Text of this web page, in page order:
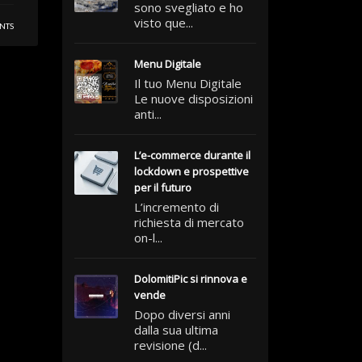
sono svegliato e ho
visto que...
Menu Digitale
Il tuo Menu Digitale
Le nuove disposizioni
anti...
L’e-commerce durante il
lockdown e prospettive
per il futuro
L’incremento di
richiesta di mercato
on-l...
DolomitiPic si rinnova e
vende
Dopo diversi anni
dalla sua ultima
revisione (d...